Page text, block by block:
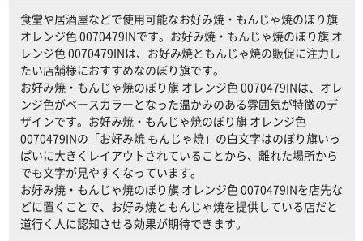
食堂や居酒屋などで使用可能なお好み焼・もんじゃ焼のぼり旗
オレンジ色 0070479INです。お好み焼・もんじゃ焼のぼり旗 オ
レンジ色 0070479INは、お好み焼ともんじゃ焼の販促に注力し
たい店舗様におすすめなのぼり旗です。
お好み焼・もんじゃ焼のぼり旗 オレンジ色 0070479INは、オレ
ンジ色がベースカラーとなった温かみのある雰囲気が特徴のデ
ザインです。お好み焼・もんじゃ焼のぼり旗 オレンジ色
0070479INの「お好み焼 もんじゃ焼」の白文字はのぼり旗いっ
ぱいに大きくレイアウトされていることから、離れた場所から
でも文字が見やすくなっています。
お好み焼・もんじゃ焼のぼり旗 オレンジ色 0070479INを店先な
どに置くことで、お好み焼ともんじゃ焼を提供している店だと
道行く人に認知させる効果が期待できます。